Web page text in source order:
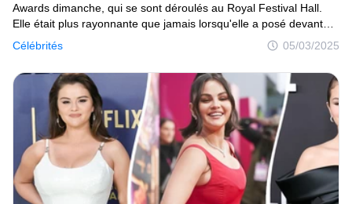
Célébrités 05/03/2025
Awards dimanche, qui se sont déroulés au Royal Festival Hall.
Elle était plus rayonnante que jamais lorsqu'elle a posé devant
les caméras, et les gens ont remarqué une transformation